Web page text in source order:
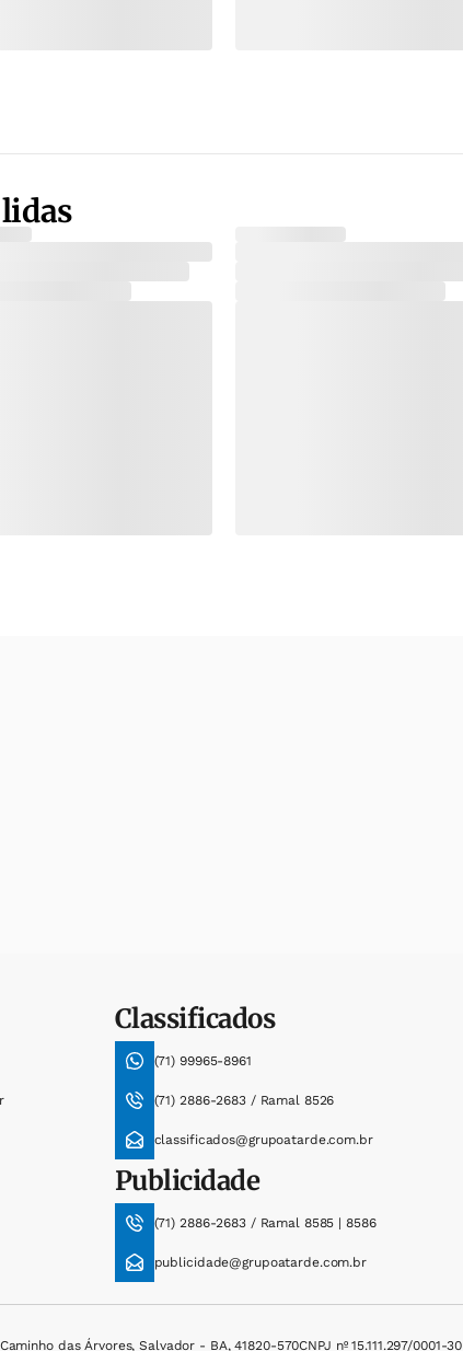
Classificados
(71) 99965-8961
(71) 2886-2683 / Ramal 8526
classificados@grupoatarde.com.br
Publicidade
(71) 2886-2683 / Ramal 8585 | 8586
publicidade@grupoatarde.com.br
das Árvores, Salvador - BA, 41820-570CNPJ nº 15.111.297/0001-30